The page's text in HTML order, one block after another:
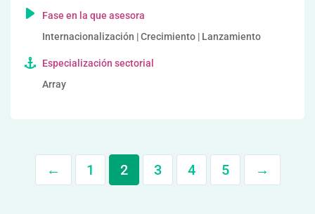
Fase en la que asesora
Internacionalización | Crecimiento | Lanzamiento
Especialización sectorial
Array
← 1 2 3 4 5 →